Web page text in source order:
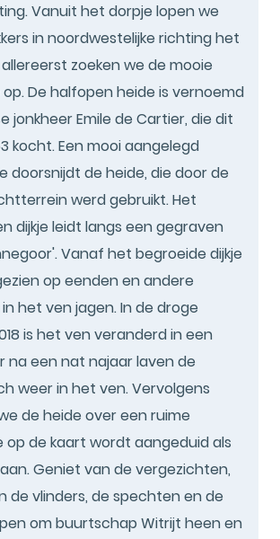
Vanuit het dorpje lopen we
in noordwestelijke richting het
zoeken we de mooie
De halfopen heide is vernoemd
jonkheer Emile de Cartier, die dit
kocht. Een mooi aangelegd
doorsnijdt de heide, die door de
werd gebruikt. Het
dijkje leidt langs een gegraven
Vanaf het begroeide dijkje
op eenden en andere
het ven jagen. In de droge
is het ven veranderd in een
na een nat najaar laven de
weer in het ven. Vervolgens
de heide over een ruime
op de kaart wordt aangeduid als
Geniet van de vergezichten,
de vlinders, de spechten en de
om buurtschap Witrijt heen en